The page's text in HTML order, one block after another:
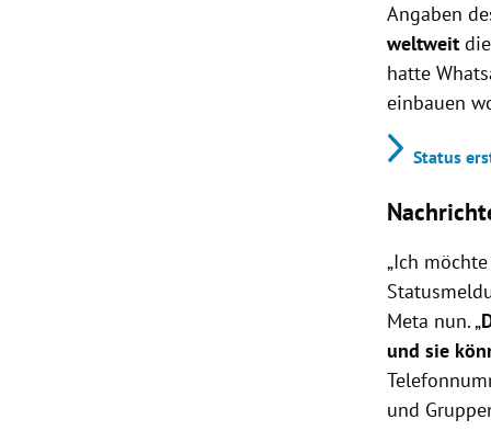
Angaben
weltweit
hatte
einbauen
Status
„Ich
Meta nun. „
und sie
und